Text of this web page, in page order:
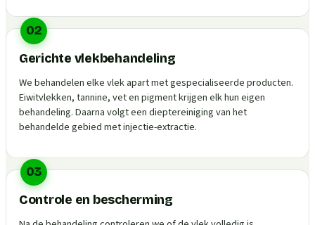
02
Gerichte vlekbehandeling
We behandelen elke vlek apart met gespecialiseerde producten.
Eiwitvlekken, tannine, vet en pigment krijgen elk hun eigen
behandeling. Daarna volgt een dieptereiniging van het
behandelde gebied met injectie-extractie.
03
Controle en bescherming